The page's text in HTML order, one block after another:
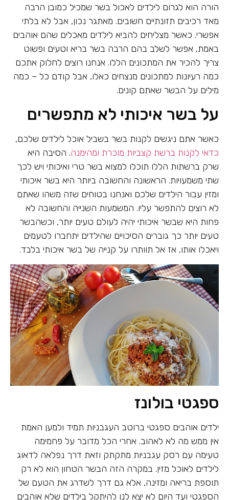
הורה הוא לגרום לילדים לאכול בשר שמכיל כמובן הרבה
מאד רכיבים תזונתיים חשובים. מאתגר נכון, אבל לא בלתי
אפשרי. כאשר מצליחים להביא לילדים מאכלים שהם אוהבים
באמת, אפשר לשלב בהם הרבה בשר בריא וטעים ופשוט
צריך להכיר את המתכונים הללו. אנחנו רוצים לחלוק אתכם
כמה רעיונות למתכונים מנצחים כאלו, אבל קודם כל – כמה
מילים על הבשר שאתם קונים.
על בשר איכותי לא מתפשרים
כאשר אתם ניגשים לקנות בשר בשביל אוכל לילדים שלכם,
כדאי לקנות ברשת קצביות מוכרת ומהימנה. הסיבה היא
שרק ברשתות הללו תוכלו למצוא בשר טרי ואיכותי ויש לכך
שתי משמעויות. הראשונה והחשובה ביותר היא בשר איכותי
ומזין עבור הילדים שלכם ואנחנו בטוחים שזה משהו שאתם
לא רוצים להתפשר עליו. המשמעות השנייה והחשובה לא
פחות היא שבשר איכותי יהיה לעולם טעים יותר, וכשהבשר
טעים יותר כך גוברים הסיכויים שהילדים יתחברו לטעמים
ויאכלו אותו, אז אל תוותרו על קנייה של בשר איכותי בלבד.
ספגטי בולונז
ילדים אוהבים ספגטי ברוטב העגבניות תמיד ולמען האמת
אין ממש מה לא לאהוב. אחרי הכל מדובר על פחמימה
טעימה עם רסק עגבניות מתקתק וזאת דרך נפלאה לדאוג
לילדים לאוכל מזין. במקרה הזה הבשר הטחון הוא לא רק
תוספת בריאה ומזינה, אלא גם דרך לשדרג את הטעם של
הספגטי ועד היום לא יצא לנו להיתקל בילדים שלא אוהבים